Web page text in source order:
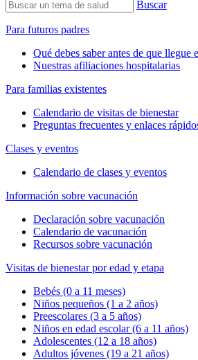
Buscar
Para futuros padres
Qué debes saber antes de que llegue
Nuestras afiliaciones hospitalarias
Para familias existentes
Calendario de visitas de bienestar
Preguntas frecuentes y enlaces
Clases y eventos
Calendario de clases y eventos
Información sobre vacunación
Declaración sobre vacunación
Calendario de vacunación
Recursos sobre vacunación
Visitas de bienestar por edad y etapa
Bebés (0 a 11 meses)
Niños pequeños (1 a 2 años)
Preescolares (3 a 5 años)
Niños en edad escolar (6 a 11 años)
Adolescentes (12 a 18 años)
Adultos jóvenes (19 a 21 años)